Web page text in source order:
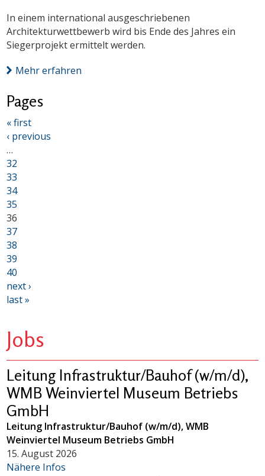
In einem international ausgeschriebenen
Architekturwettbewerb wird bis Ende des Jahres ein
Siegerprojekt ermittelt werden.
Mehr erfahren
Pages
« first
‹ previous
…
32
33
34
35
36
37
38
39
40
next ›
last »
Jobs
Leitung Infrastruktur/Bauhof (w/m/d),
WMB Weinviertel Museum Betriebs
GmbH
Leitung Infrastruktur/Bauhof (w/m/d), WMB
Weinviertel Museum Betriebs GmbH
15. August 2026
Nähere Infos